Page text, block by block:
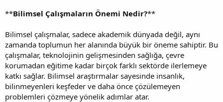
**Bilimsel Çalışmaların Önemi Nedir?**
Bilimsel çalışmalar, sadece akademik dünyada değil, aynı
zamanda toplumun her alanında büyük bir öneme sahiptir. Bu
çalışmalar, teknolojinin gelişmesinden sağlığa, çevre
korumadan eğitime kadar birçok farklı sektörde ilerlemeye
katkı sağlar. Bilimsel araştırmalar sayesinde insanlık,
bilinmeyenleri keşfeder ve daha önce çözülemeyen
problemleri çözmeye yönelik adımlar atar.